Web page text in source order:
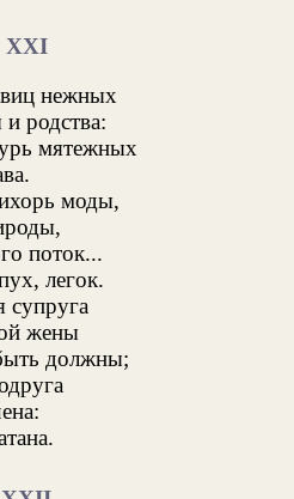
XXI
нежных
родства:
мятежных
моды,
поток...
легок.
жены
должны;